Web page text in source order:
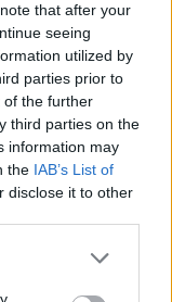
that after your
seeing
utilized by
parties prior to
of the further
third parties on the
information may
the IAB’s List of
disclose it to other
or more Google
, non è
di e-
all’acquisto
. Dopo aver
rispetto della
una telefonata
Puoi pagare